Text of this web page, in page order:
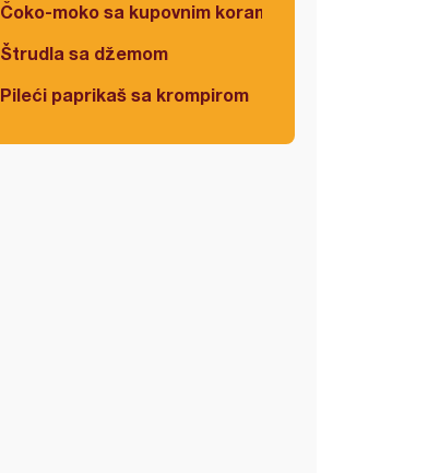
Čoko-moko sa kupovnim korama
Štrudla sa džemom
Pileći paprikaš sa krompirom